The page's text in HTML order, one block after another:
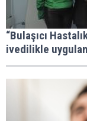
“Bulaşıcı
ivedilikle